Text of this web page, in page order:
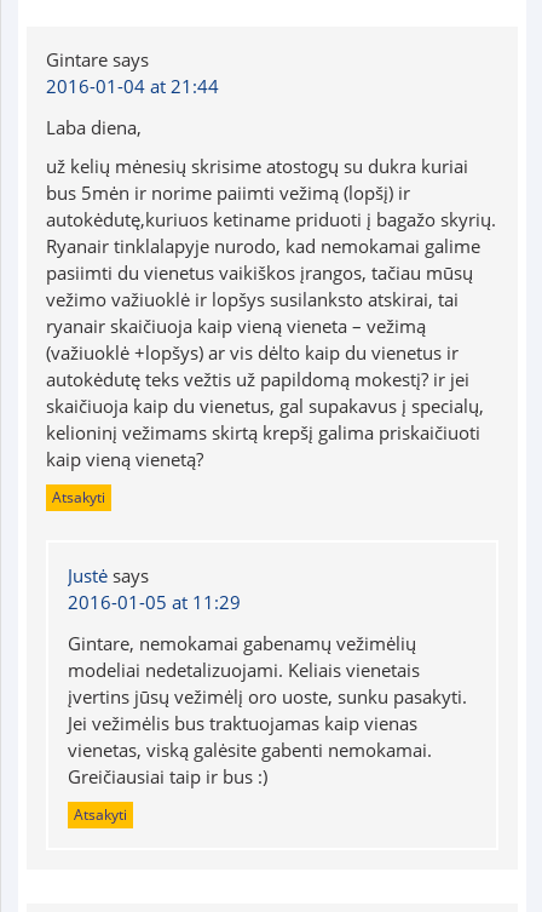
Gintare says
2016-01-04 at 21:44
Laba diena,
už kelių mėnesių skrisime atostogų su dukra kuriai
bus 5mėn ir norime paiimti vežimą (lopšį) ir
autokėdutę,kuriuos ketiname priduoti į bagažo skyrių.
Ryanair tinklalapyje nurodo, kad nemokamai galime
pasiimti du vienetus vaikiškos įrangos, tačiau mūsų
vežimo važiuoklė ir lopšys susilanksto atskirai, tai
ryanair skaičiuoja kaip vieną vieneta – vežimą
(važiuoklė +lopšys) ar vis dėlto kaip du vienetus ir
autokėdutę teks vežtis už papildomą mokestį? ir jei
skaičiuoja kaip du vienetus, gal supakavus į specialų,
kelioninį vežimams skirtą krepšį galima priskaičiuoti
kaip vieną vienetą?
Atsakyti
Justė says
2016-01-05 at 11:29
Gintare, nemokamai gabenamų vežimėlių
modeliai nedetalizuojami. Keliais vienetais
įvertins jūsų vežimėlį oro uoste, sunku pasakyti.
Jei vežimėlis bus traktuojamas kaip vienas
vienetas, viską galėsite gabenti nemokamai.
Greičiausiai taip ir bus :)
Atsakyti